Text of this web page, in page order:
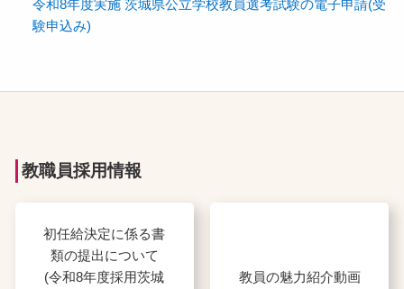
令和8年度実施 茨城県公立学校教員選考試験の電子申請(受
験申込み)
教職員採用情報
初任給決定に係る書
類の提出について
(令和8年度採用茨城
教員の魅力紹介動画